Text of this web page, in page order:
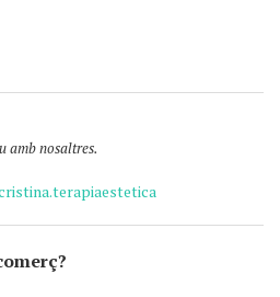
amb nosaltres.